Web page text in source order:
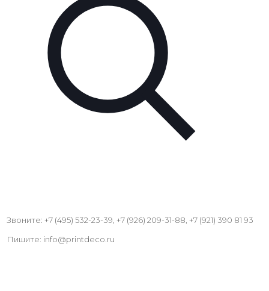
Звоните: +7 (495) 532-23-39, +7 (926) 209-31-88, +7 (921) 390 81 93
Пишите: info@printdeco.ru